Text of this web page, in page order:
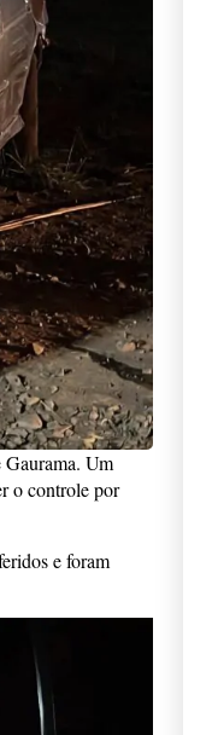
Um
o controle por
e foram